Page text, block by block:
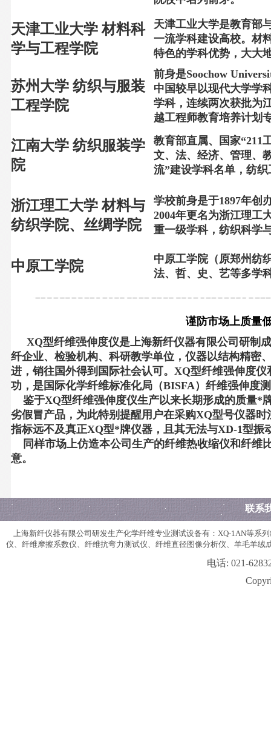
天津工业大学 材料科
学与工程学院
天津工业大学是教育部
一流学科建设高校。材
特色的学科优势，大大
苏州大学 纺织与服装
工程学院
前身是Soochow
中国较早以现代大学学
学科，连续两次获批为
越工程师教育培养计划
江南大学 纺织服装学
院
教育部直属、国家“211
文、法、经济、管理、
流”建设学科名单，纺
浙江理工大学 材料与
纺织学院、丝绸学院
学校前身是于1897年创
2004年更名为浙江理工
重一级学科，纺织科学
中原工学院
中原工学院（原郑州纺
法、哲、史、艺等多学
谨防市场上质量
XQ型纤维强伸度仪是上海新纤仪器有限公司研制
纤企业、检验机构、科研教学单位，仪器以结构精密
进，销往国外得到国际社会认可。XQ型纤维强伸度
功，是国际化学纤维标准化局（BISFA）纤维强伸度
鉴于XQ型纤维强伸度仪生产以来长期形成的质量*
劣假冒产品，为此特别提醒用户在采购XQ型号仪器
指标远不及真正XQ型*牌仪器，且其无法与XD-1型
同样市场上仿造本公司生产的纤维热收缩仪和纤维
意。
联系
上海新纤仪器有限公司研发生产化学纤维专业测试设备有：XQ-1AN等系
仪、纤维摩擦系数仪、纤维抗弯力测试仪、纤维直径图像分析仪、羊毛羊
电话: 021-